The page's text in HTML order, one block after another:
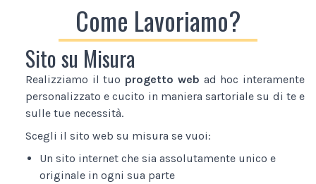
Come Lavoriamo?
Sito su Misura
Realizziamo il tuo progetto web ad hoc interamente
personalizzato e cucito in maniera sartoriale su di te e
sulle tue necessità.
Scegli il sito web su misura se vuoi:
Un sito internet che sia assolutamente unico e
originale in ogni sua parte